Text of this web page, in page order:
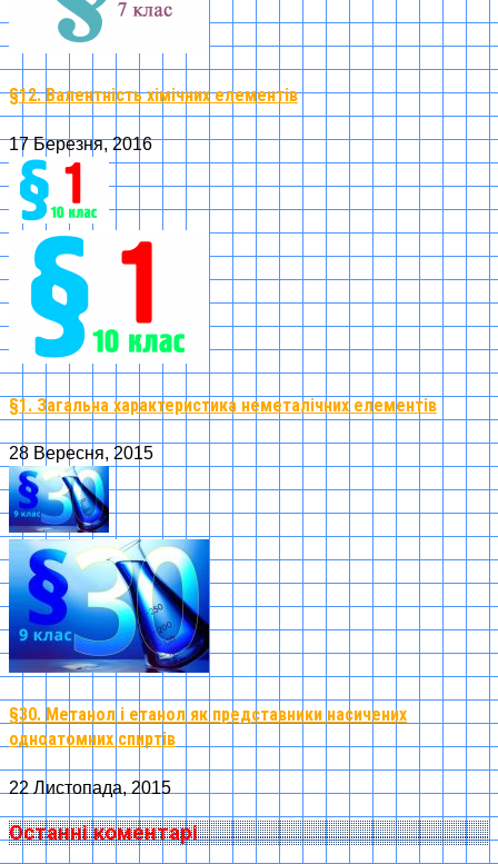
§12. Валентність хімічних елементів
17 Березня, 2016
§1. Загальна характеристика неметалічних елементів
28 Вересня, 2015
§30. Метанол і етанол як представники насичених
одноатомних спиртів
22 Листопада, 2015
Останні коментарі